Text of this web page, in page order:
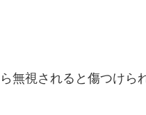
無視されると傷つけら